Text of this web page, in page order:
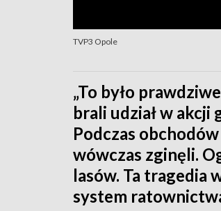
TVP3 Opole
„To było
brali udział w akcji
Podczas
wówczas zginęli.
lasów. Ta tragedia
system